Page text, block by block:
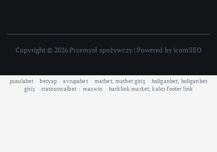
Copyright © 2026 Przemysł spożywczy | Powered by icomSEO
pusulabet · betyap · avrupabet · matbet, matbet giriş · holiganbet, holiganbet
giriş · cratosroyalbet · maxwin · hacklink market, kalıcı footer link